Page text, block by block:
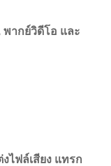
พากย์วิดีโอ และ
ไฟล์เสียง แทรก